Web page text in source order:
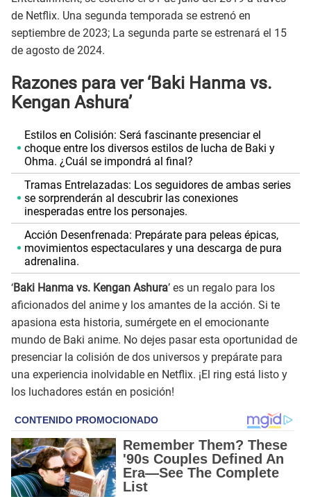
de Netflix. Una segunda temporada se estrenó en
septiembre de 2023; La segunda parte se estrenará el 15
de agosto de 2024.
Razones para ver ‘Baki Hanma vs.
Kengan Ashura’
Estilos en Colisión: Será fascinante presenciar el
choque entre los diversos estilos de lucha de Baki y
Ohma. ¿Cuál se impondrá al final?
Tramas Entrelazadas: Los seguidores de ambas series
se sorprenderán al descubrir las conexiones
inesperadas entre los personajes.
Acción Desenfrenada: Prepárate para peleas épicas,
movimientos espectaculares y una descarga de pura
adrenalina.
‘Baki Hanma vs. Kengan Ashura’ es un regalo para los
aficionados del anime y los amantes de la acción. Si te
apasiona esta historia, sumérgete en el emocionante
mundo de Baki anime. No dejes pasar esta oportunidad de
presenciar la colisión de dos universos y prepárate para
una experiencia inolvidable en Netflix. ¡El ring está listo y
los luchadores están en posición!